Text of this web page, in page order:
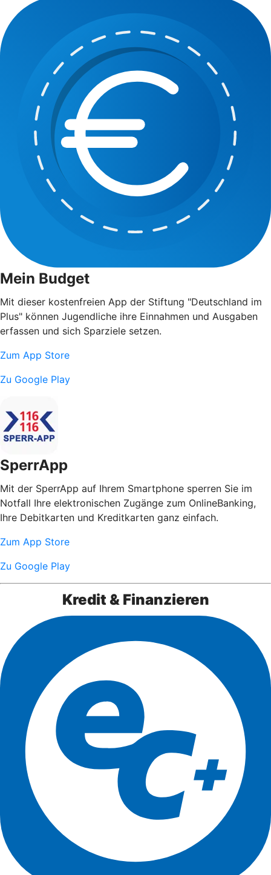
Mein Budget
Mit dieser kostenfreien App der Stiftung "Deutschland im
Plus" können Jugendliche ihre Einnahmen und Ausgaben
erfassen und sich Sparziele setzen.
Zum App Store
Zu Google Play
SperrApp
Mit der SperrApp auf Ihrem Smartphone sperren Sie im
Notfall Ihre elektronischen Zugänge zum OnlineBanking,
Ihre Debitkarten und Kreditkarten ganz einfach.
Zum App Store
Zu Google Play
Kredit & Finanzieren